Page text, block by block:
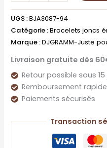
UGS :BJA3087-94
Catégorie :Bracelets joncs
Marque :DJGRAMM-Juste
Livraison gratuite dès
Retour possible sous 15
Remboursement rapide
Paiements sécurisés
Transaction